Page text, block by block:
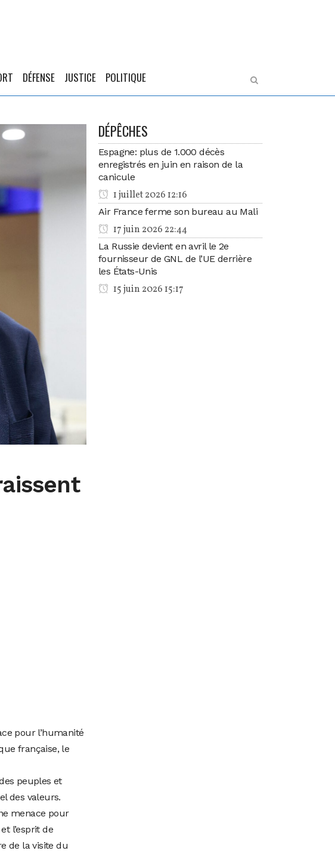
DÉFENSE JUSTICE POLITIQUE
pour l’humanité
française, le
peuples et
des valeurs.
menace pour
l’esprit de
de la visite du
DÉPÊCHES
Espagne: plus de 1.000 décès
enregistrés en juin en raison de la
canicule
1 juillet 2026 12:16
Air France ferme son bureau au Mali
17 juin 2026 22:44
La Russie devient en avril le 2e
fournisseur de GNL de l’UE derrière
les États-Unis
15 juin 2026 15:17